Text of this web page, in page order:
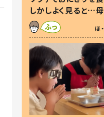
しかしよく見ると…母
察した母の投稿に「
す！」「現行犯〜」
ほ